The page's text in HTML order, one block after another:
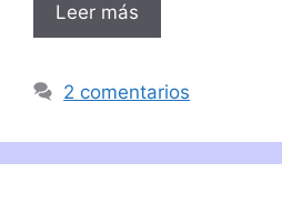
Leer más
2 comentarios